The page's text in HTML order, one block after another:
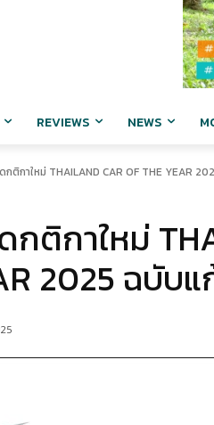
REVIEWS NEWS
ติกาใหม่ THAILAND CAR OF THE YEAR
กติกาใหม่
2025 ฉบับแ